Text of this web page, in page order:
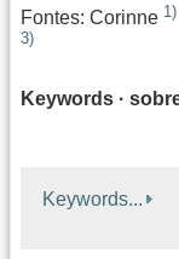
Fontes: Corinne 1)
3)
Keywords ·
Keywords...